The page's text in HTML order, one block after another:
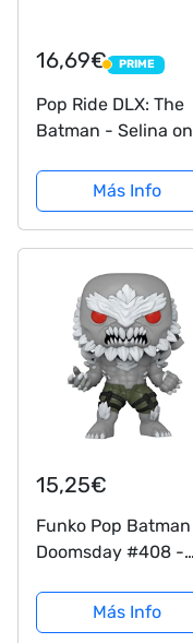
16,69€ PRIME
PRIME
Pop Ride DLX: The
Batman - Selina on
Más Info
15,25€
Funko Pop Batman
Doomsday #408 -
Us – Funko Pop
Limited Edition
Más Info